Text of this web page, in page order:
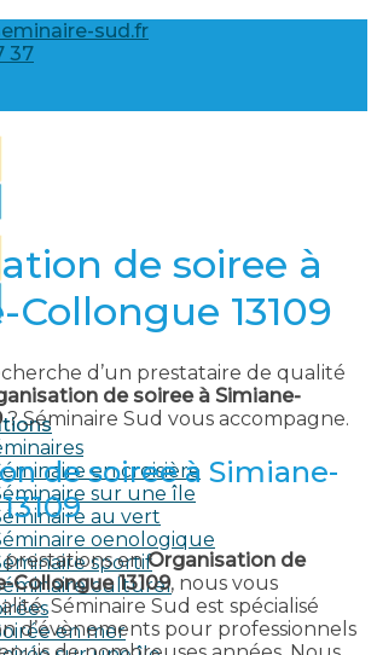
sud.fr
37
en croisière
sur une île
au vert
oenologique
sportif
culturel
en mer
de soiree à
13109
d’un prestataire de qualité
de soiree à Simiane-
? Séminaire Sud vous accompagne.
de soiree à Simiane-
prestations enOrganisation de
Collongue 13109, nous vous
Séminaire Sud est spécialisé
d’évènements pour professionnels